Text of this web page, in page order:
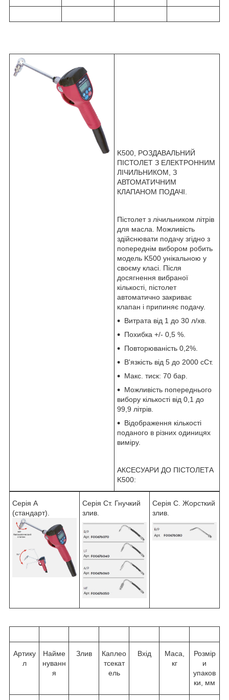
K500, РОЗДАВАЛЬНИЙ
ПІСТОЛЕТ З ЕЛЕКТРОННИМ
ЛІЧИЛЬНИКОМ, З
АВТОМАТИЧНИМ
КЛАПАНОМ ПОДАЧІ.
Пістолет з лічильником літрів
для масла. Можливість
здійснювати подачу згідно з
попереднім вибором робить
модель K500 унікальною у
своєму класі. Після
досягнення вибраної
кількості, пістолет
автоматично закриває
клапан і припиняє подачу.
Витрата від 1 до 30 л/хв.
Похибка +/- 0,5 %.
Повторюваність 0,2%.
В'язкість від 5 до 2000 сСт.
Макс. тиск: 70 бар.
Можливість попереднього
вибору кількості від 0,1 до
99,9 літрів.
Відображення кількості
поданого в різних одиницях
виміру.
АКСЕСУАРИ ДО ПІСТОЛЕТА
K500:
Серія А
(стандарт).
Серія Ст. Гнучкий
злив.
Серія C. Жорсткий
злив.
Артику
л
Найме
нуванн
я
Злив
Каплео
тсекат
ель
Вхід
Маса,
кг
Розмір
и
упаков
ки, мм